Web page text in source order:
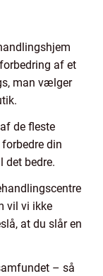
af et
man vælger
de fleste
din
det bedre.
vil vi ikke
at du slår en
– så